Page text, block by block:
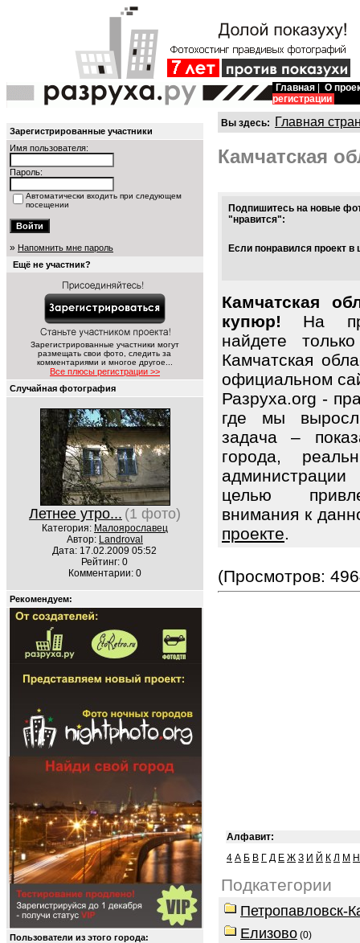
Главная
О
регистрации
Зарегистрированные участники
Имя пользователя:
Пароль:
Автоматически входить при следующем
посещении
» Напомнить мне пароль
Ещё не участник?
Зарегистрированные участники могут
размещать свои фото, следить за
комментариями и многое другое...
Все плюсы регистрации >>
Случайная фотография
Летнее утро... (1 фото)
Категория: Малоярославец
Автор: Landroval
Дата: 17.02.2009 05:52
Рейтинг: 0
Комментарии: 0
Рекомендуем:
Пользователи из этого города:
Вы здесь: Главная
Камчатская
Подпишитесь на новые
"нравится":
Если понравился проект
Камчатская
купюр! На
найдете
Камчатская
официальном
Разруха.org -
где мы
задача –
города,
целью
внимания к
проекте.
(Просмотров:
Алфавит:
4 А Б В Г Д Е Ж З И Й К Л М Н
Подкатегории
Петропавловск-
Елизово (0)